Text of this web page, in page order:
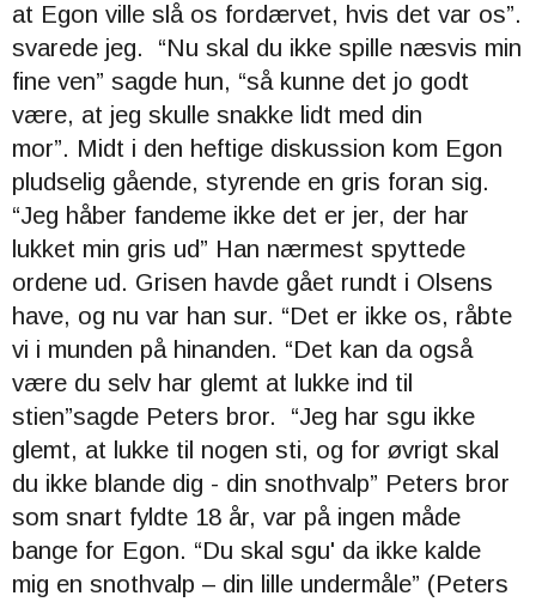
at Egon ville slå os fordærvet, hvis det var os”.
svarede jeg. “Nu skal du ikke spille næsvis min
fine ven” sagde hun, “så kunne det jo godt
være, at jeg skulle snakke lidt med din
mor”. Midt i den heftige diskussion kom Egon
pludselig gående, styrende en gris foran sig.
“Jeg håber fandeme ikke det er jer, der har
lukket min gris ud” Han nærmest spyttede
ordene ud. Grisen havde gået rundt i Olsens
have, og nu var han sur. “Det er ikke os, råbte
vi i munden på hinanden. “Det kan da også
være du selv har glemt at lukke ind til
stien”sagde Peters bror. “Jeg har sgu ikke
glemt, at lukke til nogen sti, og for øvrigt skal
du ikke blande dig - din snothvalp” Peters bror
som snart fyldte 18 år, var på ingen måde
bange for Egon. “Du skal sgu' da ikke kalde
mig en snothvalp – din lille undermåle” (Peters